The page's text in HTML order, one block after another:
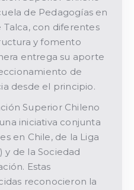
de Pedagogías en
Talca, con diferentes
y fomento
entrega su aporte
de
desde el principio.
Superior Chileno
iniciativa conjunta
en Chile, de la Liga
y de la Sociedad
Estas
reconocieron la